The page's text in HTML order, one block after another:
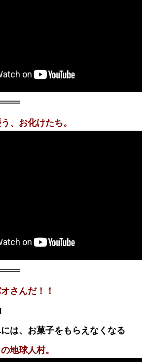
、お化けたち。
さんだ！！
は、お菓子をもらえなくなる
地球人村。